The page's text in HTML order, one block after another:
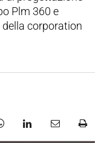
Plm 360 e
corporation